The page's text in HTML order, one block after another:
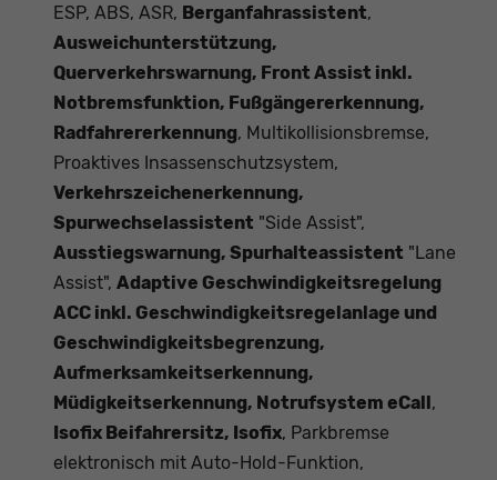
ESP, ABS, ASR, Berganfahrassistent,
Ausweichunterstützung,
Querverkehrswarnung, Front Assist inkl.
Notbremsfunktion, Fußgängererkennung,
Radfahrererkennung, Multikollisionsbremse,
Proaktives Insassenschutzsystem,
Verkehrszeichenerkennung,
Spurwechselassistent "Side Assist",
Ausstiegswarnung, Spurhalteassistent "Lane
Assist", Adaptive Geschwindigkeitsregelung
ACC inkl. Geschwindigkeitsregelanlage und
Geschwindigkeitsbegrenzung,
Aufmerksamkeitserkennung,
Müdigkeitserkennung, Notrufsystem eCall,
Isofix Beifahrersitz, Isofix, Parkbremse
elektronisch mit Auto-Hold-Funktion,